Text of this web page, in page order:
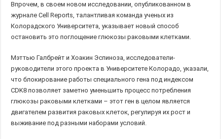
Впрочем, в своем новом исследовании, опубликованном в
журнале Cell Reports, талантливая команда ученых из
Колорадского Университета, указывает новый способ
остановить это поглощение глюкозы раковыми клетками.
Мэттью Галбрейт и Хоакин Эспиноза, исследователи-
руководители этого проекта в Университете Колорадо, указали,
что блокирование работы специального гена под индексом
CDK8 позволяет заметно уменьшить процесс потребления
глюкозы раковыми клетками – этот ген в целом является
двигателем развития раковых клеток, регулируя их рост и
выживание под разными наборами условий.